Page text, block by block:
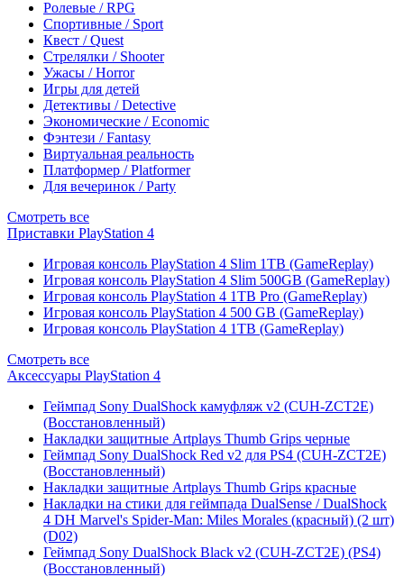
Ролевые / RPG
Спортивные / Sport
Квест / Quest
Стрелялки / Shooter
Ужасы / Horror
Игры для детей
Детективы / Detective
Экономические / Economic
Фэнтези / Fantasy
Виртуальная реальность
Платформер / Platformer
Для вечеринок / Party
Смотреть все
Приставки PlayStation 4
Игровая консоль PlayStation 4 Slim 1TB (GameReplay)
Игровая консоль PlayStation 4 Slim 500GB (GameReplay)
Игровая консоль PlayStation 4 1TB Pro (GameReplay)
Игровая консоль PlayStation 4 500 GB (GameReplay)
Игровая консоль PlayStation 4 1TB (GameReplay)
Смотреть все
Аксессуары PlayStation 4
Геймпад Sony DualShock камуфляж v2 (CUH-ZCT2E)
(Восстановленный)
Накладки защитные Artplays Thumb Grips черные
Геймпад Sony DualShock Red v2 для PS4 (CUH-ZCT2E)
(Восстановленный)
Накладки защитные Artplays Thumb Grips красные
Накладки на стики для геймпада DualSense / DualShock
4 DH Marvel's Spider-Man: Miles Morales (красный) (2 шт)
(D02)
Геймпад Sony DualShock Black v2 (CUH-ZCT2E) (PS4)
(Восстановленный)